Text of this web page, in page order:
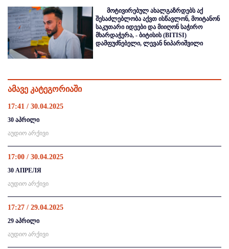
მოტივირებულ ახალგაზრდებს აქ
შესაძლებლობა აქვთ ისწავლონ, მოიტანონ
საკუთარი იდეები და მიიღონ საჭირო
მხარდაჭერა, - ბიტისის (BITISI)
დამფუძნებელი, ლევან ნიპარიშვილი
ამავე კატეგორიაში
17:41 / 30.04.2025
30 აპრილი
აუდიო არქივი
17:00 / 30.04.2025
30 АПРЕЛЯ
აუდიო არქივი
17:27 / 29.04.2025
29 აპრილი
აუდიო არქივი